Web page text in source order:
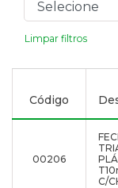
Limpar filtros
Código
00206
C/